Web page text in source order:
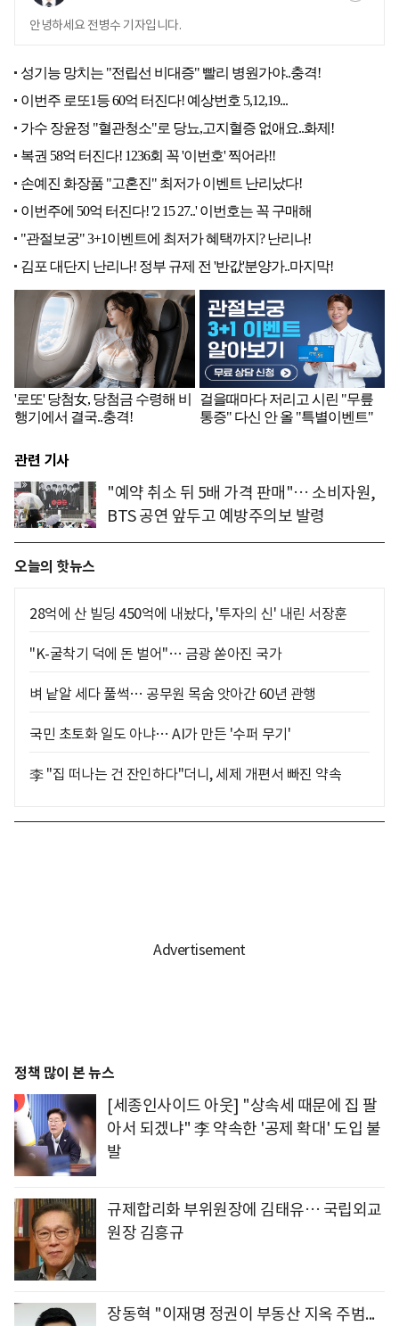
안녕하세요 전병수 기자입니다.
관련 기사
"예약 취소 뒤 5배 가격 판매"… 소비자원,
BTS 공연 앞두고 예방주의보 발령
오늘의 핫뉴스
28억에 산 빌딩 450억에 내놨다, '투자의 신' 내린 서장훈
"K-굴착기 덕에 돈 벌어"… 금광 쏟아진 국가
벼 낱알 세다 풀썩… 공무원 목숨 앗아간 60년 관행
국민 초토화 일도 아냐… AI가 만든 '수퍼 무기'
李 "집 떠나는 건 잔인하다"더니, 세제 개편서 빠진 약속
정책 많이 본 뉴스
[세종인사이드 아웃] "상속세 때문에 집 팔
아서 되겠냐" 李 약속한 '공제 확대' 도입 불
발
규제합리화 부위원장에 김태유… 국립외교
원장 김흥규
장동혁 "이재명 정권이 부동산 지옥 주범...